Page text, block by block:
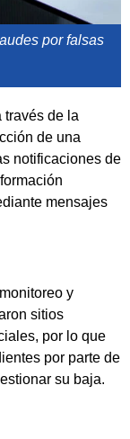
por falsas
través de la
de una
notificaciones de
mensajes
y
sitios
por lo que
por parte de
su baja.